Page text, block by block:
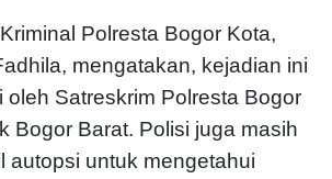
Polresta Bogor Kota,
mengatakan, kejadian ini
oleh Satreskrim Polresta Bogor
Bogor Barat. Polisi juga masih
autopsi untuk mengetahui